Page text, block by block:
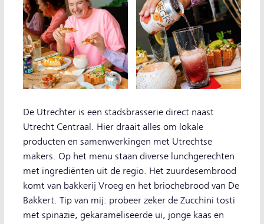
De Utrechter is een stadsbrasserie direct naast
Utrecht Centraal. Hier draait alles om lokale
producten en samenwerkingen met Utrechtse
makers. Op het menu staan diverse lunchgerechten
met ingrediënten uit de regio. Het zuurdesembrood
komt van bakkerij Vroeg en het briochebrood van De
Bakkert. Tip van mij: probeer zeker de Zucchini tosti
met spinazie, gekarameliseerde ui, jonge kaas en